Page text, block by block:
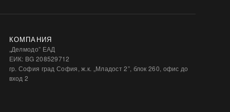
КОМПАНИЯ
„Делмодо” ЕАД
ЕИК: BG 208529712
гр. София град София, ж.к. „Младост 2”, блок 260, офис до
вход 2